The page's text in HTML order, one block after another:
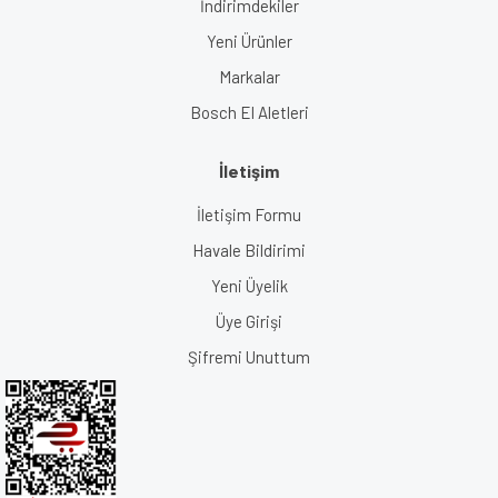
İndirimdekiler
Yeni Ürünler
Markalar
Bosch El Aletleri
İletişim
İletişim Formu
Havale Bildirimi
Yeni Üyelik
Üye Girişi
Şifremi Unuttum